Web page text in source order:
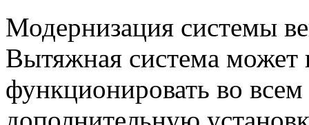
Модернизация системы
Вытяжная система может
функционировать во